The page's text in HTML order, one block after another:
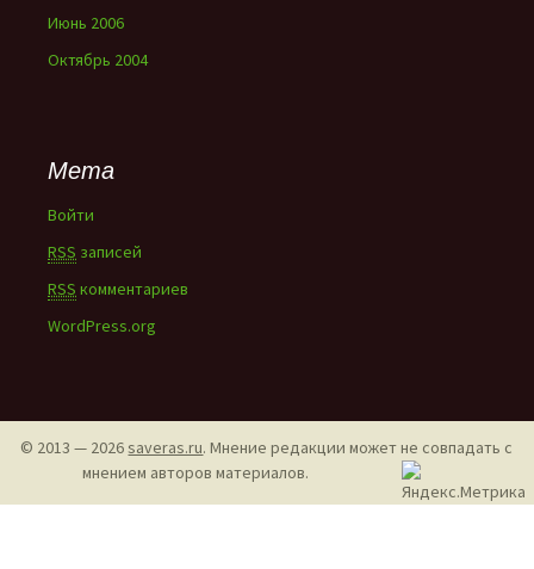
Июнь 2006
Октябрь 2004
Мета
Войти
RSS записей
RSS комментариев
WordPress.org
© 2013 — 2026saveras.ru. Мнение редакции может не совпадать с
мнением авторов материалов.